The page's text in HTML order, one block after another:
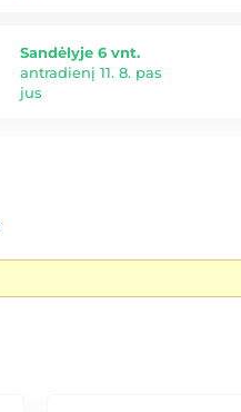
Sandėlyje 6 vnt.
antradienį 11. 8. pas
jus